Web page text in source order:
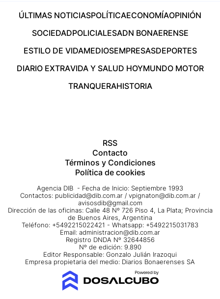
ÚLTIMAS NOTICIASPOLÍTICAECONOMÍAOPINIÓN
SOCIEDADPOLICIALESADN BONAERENSE
ESTILO DE VIDAMEDIOSEMPRESASDEPORTES
DIARIO EXTRAVIDA Y SALUD HOYMUNDO MOTOR
TRANQUERAHISTORIA
RSS
Contacto
Términos y Condiciones
Política de cookies
Agencia DIB - Fecha de Inicio: Septiembre 1993
Contactos: publicidad@dib.com.ar / vpignaton@dib.com.ar /
avisosdib@gmail.com
Dirección de las oficinas: Calle 48 Nº 726 Piso 4, La Plata; Provincia
de Buenos Aires, Argentina
Teléfono: +5492215022421 - Whatsapp: +5492215031783
Email: administracion@dib.com.ar
Registro DNDA Nº 32644856
Nº de edición: 9.890
Editor Responsable: Gonzalo Julián Irazoqui
Empresa propietaria del medio: Diarios Bonaerenses SA